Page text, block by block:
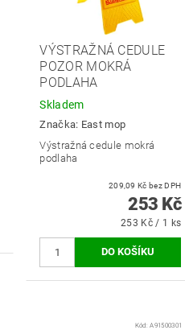
VÝSTRAŽNÁ CEDULE
POZOR MOKRÁ
PODLAHA
Skladem
Značka: East mop
Výstražná cedule mokrá
podlaha
209,09 Kč bez DPH
253 Kč
253 Kč / 1 ks
Kód:A91500301